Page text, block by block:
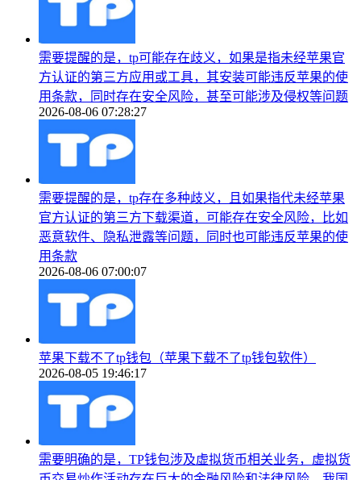
需要提醒的是，tp可能存在歧义，如果是指未经苹果官
方认证的第三方应用或工具，其安装可能违反苹果的使
用条款，同时存在安全风险，甚至可能涉及侵权等问题
2026-08-06 07:28:27
需要提醒的是，tp存在多种歧义，且如果指代未经苹果
官方认证的第三方下载渠道，可能存在安全风险，比如
恶意软件、隐私泄露等问题，同时也可能违反苹果的使
用条款
2026-08-06 07:00:07
苹果下载不了tp钱包（苹果下载不了tp钱包软件）
2026-08-05 19:46:17
需要明确的是，TP钱包涉及虚拟货币相关业务，虚拟货